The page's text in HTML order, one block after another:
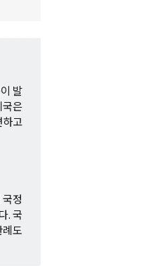
발
은
고
정
. 국
도